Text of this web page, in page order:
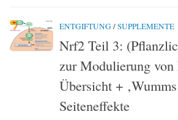
ENTGIFTUNG /SUPPLEMENTE
Nrf2 Teil 3:
zur Modulierung
Übersicht +
Seiteneffekte